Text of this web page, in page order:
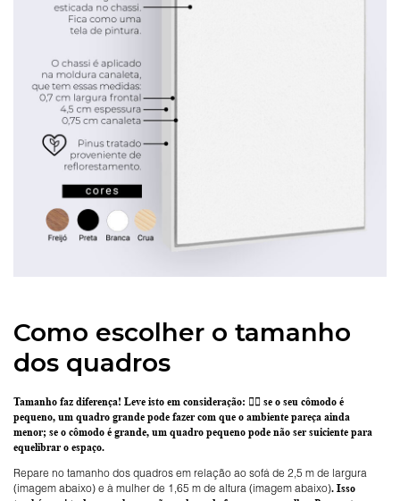
Como escolher o tamanho
dos quadros
Tamanho faz diferença! Leve isto em consideração: 👉🏽 se o seu cômodo é
pequeno, um quadro grande pode fazer com que o ambiente pareça ainda
menor; se o cômodo é grande, um quadro pequeno pode não ser suiciente para
equelibrar o espaço.
Repare no tamanho dos quadros em relação ao sofá de 2,5 m de largura
(imagem abaixo) e à mulher de 1,65 m de altura (imagem abaixo). Isso